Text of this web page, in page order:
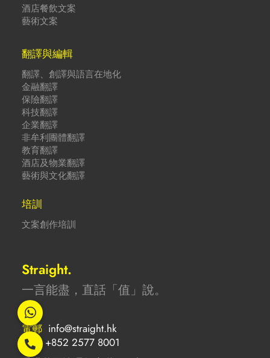
酒店餐飲文案
藝術文案
翻譯與編輯
翻譯、創譯與語言在地化
金融翻譯
保險翻譯
科技翻譯
企業翻譯
非牟利團體翻譯
教育翻譯
酒店及物業翻譯
藝術與文化翻譯
培訓
文案創作培訓
Straight.
一言能盡，直話「值」說。
電郵 info@straight.hk
電話 +852 2577 8001